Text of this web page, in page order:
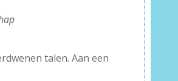
talen. Aan een